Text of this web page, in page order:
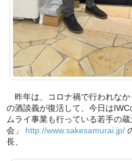
昨年は、コロナ禍で行われなか
の酒談義が復活して、今日は
ムライ事業も行っている若手の
会」 http://www.sakesamurai.jp/
長、